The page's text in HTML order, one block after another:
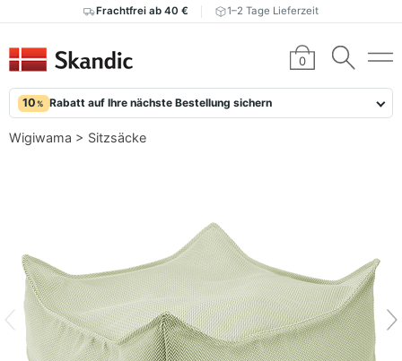
Frachtfrei ab 40 € 1–2 Tage Lieferzeit
0
10 % Rabatt auf Ihre nächste Bestellung sichern
Wigiwama > Sitzsäcke